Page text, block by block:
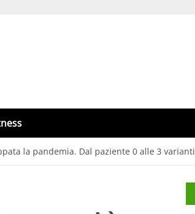
la pandemia. Dal paziente 0 alle 3 varianti